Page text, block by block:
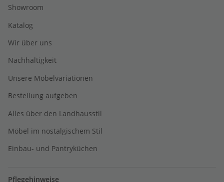
Showroom
Katalog
Wir über uns
Nachhaltigkeit
Unsere Möbelvariationen
Bestellung aufgeben
Alles über den Landhausstil
Möbel im nostalgischem Stil
Einbau- und Pantryküchen
Pflegehinweise